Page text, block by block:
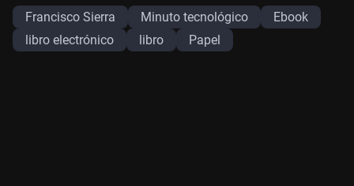
Francisco Sierra Minuto tecnológico
Ebook
libro electrónico
libro Papel